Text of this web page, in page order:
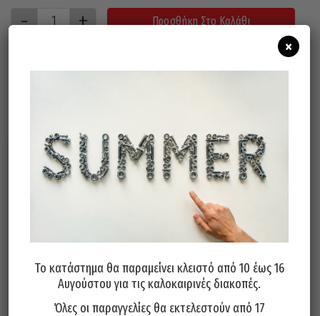
Προσθήκη Στο Καλάθι
Τρυπάνι Γυαλιού 1/4 Τετράκοπο
8mm
Τρυπάνι Για Γυαλί KEIL Γερμανίας
3x58mm
Το κατάστημα θα παραμείνει κλειστό από 10 έως 16
Αυγούστου για τις καλοκαιρινές διακοπές.
Όλες οι παραγγελίες θα εκτελεστούν από 17
×